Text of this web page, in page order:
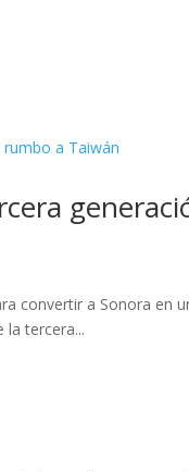
convertir a Sonora en
tercera...